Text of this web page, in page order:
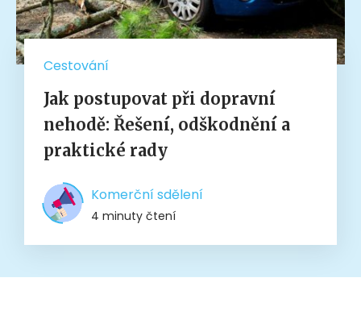
Cestování
Jak postupovat při dopravní
nehodě: Řešení, odškodnění a
praktické rady
Komerční sdělení
4 minuty čtení